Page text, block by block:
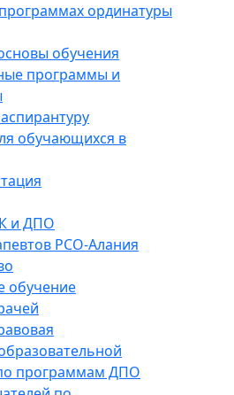
ординатуры
обучения
программы и
обучающихся в
и ДПО
РСО-Алания
обучение
программам ДПО